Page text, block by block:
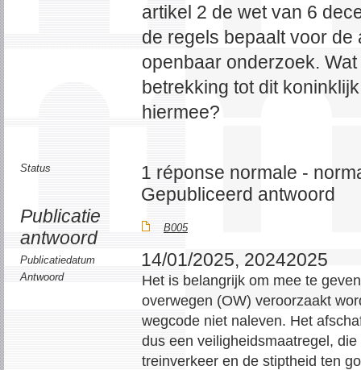
artikel 2 de wet van 6
de regels bepaalt voor de
openbaar onderzoek.
betrekking tot dit
hiermee?
Status
1 réponse normale -
Gepubliceerd antwoord
Publicatie
antwoord
B005
Publicatiedatum 14/01/2025, 20242025
Antwoord
Het is belangrijk om mee te
overwegen (OW) veroorzaakt
wegcode niet naleven. Het
dus een veiligheidsmaatregel,
treinverkeer en de stiptheid ten